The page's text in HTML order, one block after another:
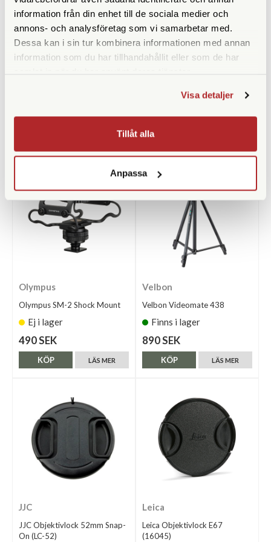
information från din enhet till de sociala medier och
annons- och analysföretag som vi samarbetar med.
Dessa kan i sin tur kombinera informationen med annan
information som du har tillhandahållit eller som de har
Visa detaljer
Tillåt alla
Anpassa
Benlåstyp Skruvlås
Medföljande snabbplatta
ANDRA KÖPTE ÄVEN
Olympus
Olympus SM-2 Shock Mount
Ej i lager
490 SEK
LÄS MER
KÖP
Velbon
Velbon Videomate 438
Finns i lager
890 SEK
LÄS MER
KÖP
JJC
JJC Objektivlock 52mm Snap-
On (LC-52)
Leica
Leica Objektivlock E67
(16045)